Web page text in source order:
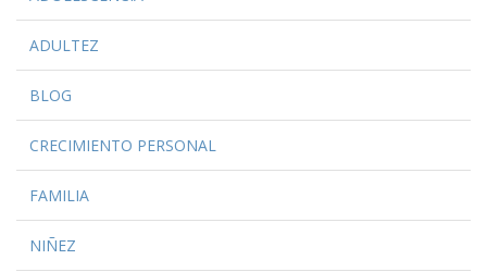
ADULTEZ
BLOG
CRECIMIENTO PERSONAL
FAMILIA
NIÑEZ